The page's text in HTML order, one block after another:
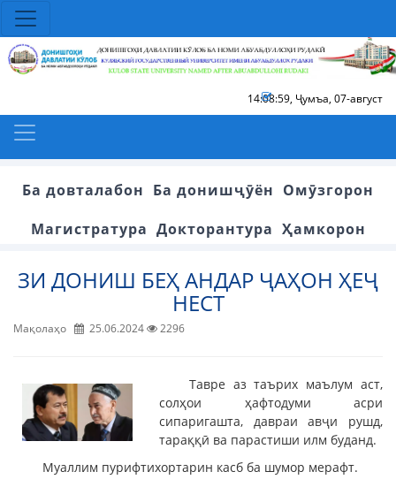
14:09:00, Ҷумъа, 07-август
Ба довталабон Ба донишҷӯён Омӯзгорон
Магистратура Докторантура Ҳамкорон
ЗИ ДОНИШ БЕҲ АНДАР ҶАҲОН ҲЕҶ
НЕСТ
Мақолаҳо 25.06.2024 2296
Тавре аз таърих маълум аст,
солҳои ҳафтодуми асри
сипаригашта, давраи авҷи рушд,
тараққӣ ва парастиши илм буданд.
Муаллим пурифтихортарин касб ба шумор мерафт.